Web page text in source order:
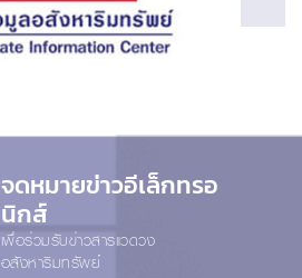
จดหมายข่าวอีเล็กทรอ
นิกส์
เพื่อร่วมรับข่าวสารแวดวง
อสังหาริมทรัพย์